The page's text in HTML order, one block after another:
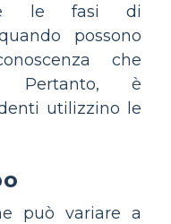
le fasi di
possono
che
Pertanto, è
utilizzino le
può variare a